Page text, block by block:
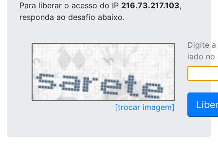
Para liberar o acesso do IP 216.73.217.103,
responda ao desafio abaixo.
[trocar imagem]
Digite
lado no